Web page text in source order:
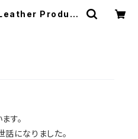
Product
す。
になりました。